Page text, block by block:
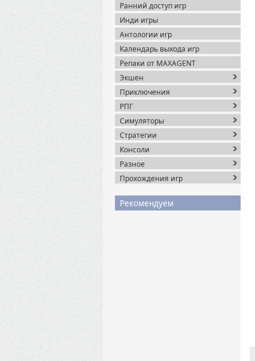
Ранний доступ игр
Инди игры
Антологии игр
Календарь выхода игр
Репаки от MAXAGENT
Экшен
Приключения
РПГ
Симуляторы
Стратегии
Консоли
Разное
Прохождения игр
Рекомендуем